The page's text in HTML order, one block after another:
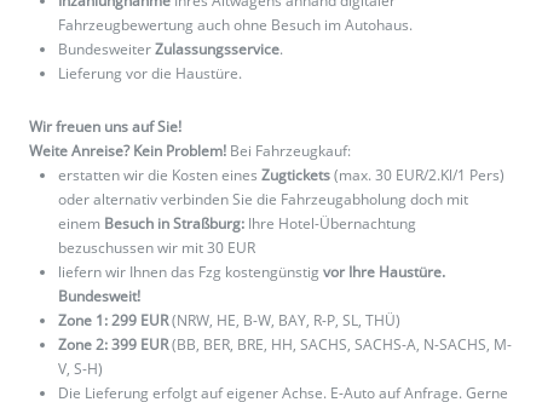
Fahrzeugbewertung auch ohne Besuch im Autohaus.
BundesweiterZulassungsservice.
Lieferung vor die Haustüre.
Wir freuen uns auf Sie!
Weite Anreise? Kein Problem! Bei Fahrzeugkauf:
erstatten wir die Kosten eines Zugtickets(max. 30 EUR/2.Kl/1 Pers)
oder alternativ verbinden Sie die Fahrzeugabholung doch mit
einem Besuch in Straßburg: Ihre Hotel-Übernachtung
bezuschussen wir mit 30 EUR
liefern wir Ihnen das Fzg kostengünstig vor Ihre Haustüre.
Bundesweit!
Zone 1: 299 EUR(NRW, HE, B-W, BAY, R-P, SL, THÜ)
Zone 2: 399 EUR(BB, BER, BRE, HH, SACHS, SACHS-A, N-SACHS, M-
V, S-H)
Die Lieferung erfolgt auf eigener Achse. E-Auto auf Anfrage. Gerne